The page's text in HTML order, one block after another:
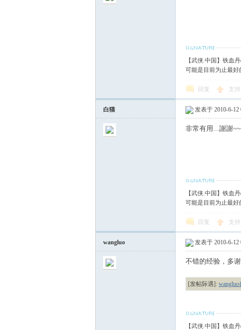
【武侠.中国】铁血
可能是目前为止最好
回复 支持
白猫 发表于 2010-6-12
非常有用...謝謝
【武侠.中国】铁血
可能是目前为止最好
回复 支持
wangluo 发表于 2010-6-12
不错的经验，多
[发帖际遇]:
【武侠.中国】铁血